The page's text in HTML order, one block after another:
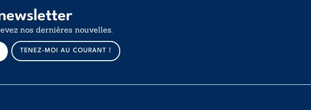
nos dernières nouvelles.
TENEZ-MOI AU COURANT !